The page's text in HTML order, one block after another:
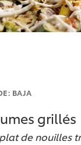
BAJA
grillés
de nouilles